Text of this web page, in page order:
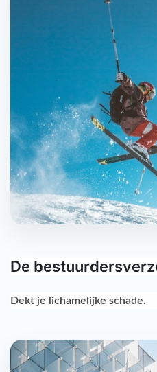
De
Dekt je lichamelijke schade.